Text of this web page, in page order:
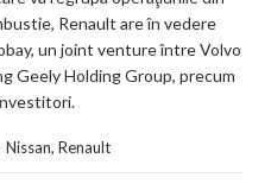
Renault are în vedere
un joint venture între Volvo
Geely Holding Group, precum
Nissan, Renault